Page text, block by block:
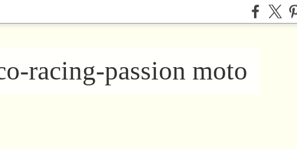
racing-passion moto